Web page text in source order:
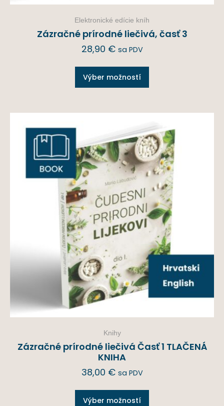
Elektronické edície kníh
Zázračné prírodné liečivá, časť 3
28,90 € sa PDV
Výber možností
Knihy
Zázračné prírodné liečivá Časť 1 TLAČENÁ
KNIHA
38,00 € sa PDV
Výber možností